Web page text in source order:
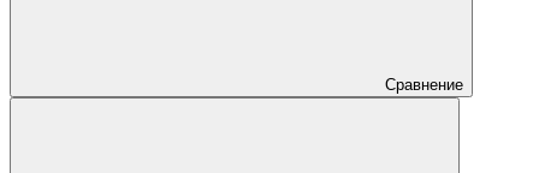
Сравнение